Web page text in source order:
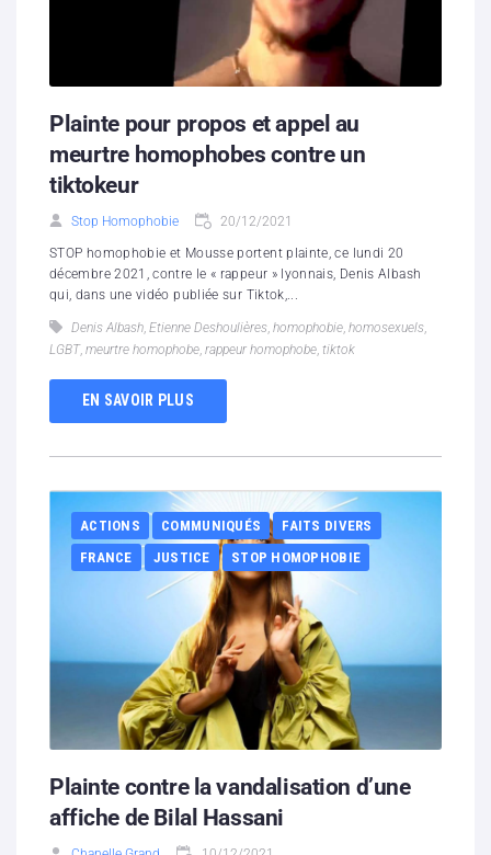
Plainte pour propos et appel au
meurtre homophobes contre un
tiktokeur
Stop Homophobie 20/12/2021
STOP homophobie et Mousse portent plainte, ce lundi 20
décembre 2021, contre le « rappeur » lyonnais, Denis Albash
qui, dans une vidéo publiée sur Tiktok,...
Denis Albash Etienne Deshoulières homophobie homosexuels
LGBT, meurtre homophobe rappeur homophobe tiktok
EN SAVOIR PLUS
ACTIONS COMMUNIQUÉS
FAITS DIVERS
FRANCE
JUSTICE STOP HOMOPHOBIE
Plainte contre la vandalisation d’une
affiche de Bilal Hassani